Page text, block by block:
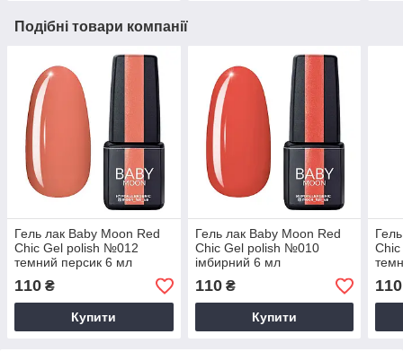
Подібні товари компанії
Гель лак Baby Moon Red
Chic Gel polish №012
темний персик 6 мл
110 ₴
Купити
Гель лак Baby Moon Red
Chic Gel polish №010
імбирний 6 мл
110₴
Купити
110